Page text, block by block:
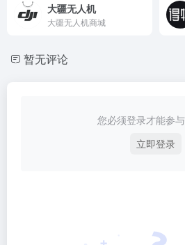
大疆无人机
大疆无人机商城
暂无评论
您必须登录才能参与
立即登录